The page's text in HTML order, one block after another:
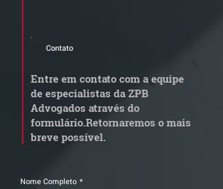
STJ admite
por penosidade e acende
alerta para
transportadoras
Contato
Entre em contato com a equipe
de especialistas da ZPB
Advogados através do
formulário.Retornaremos o mais
breve possível.
Nome Completo *